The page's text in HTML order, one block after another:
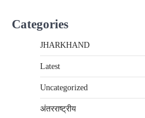
Categories
JHARKHAND
Latest
Uncategorized
अंतरराष्‍ट्रीय